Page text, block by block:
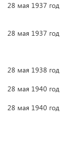
28 мая 1937 год
28 мая 1937 год
28 мая 1938 год
28 мая 1940 год
28 мая 1940 год